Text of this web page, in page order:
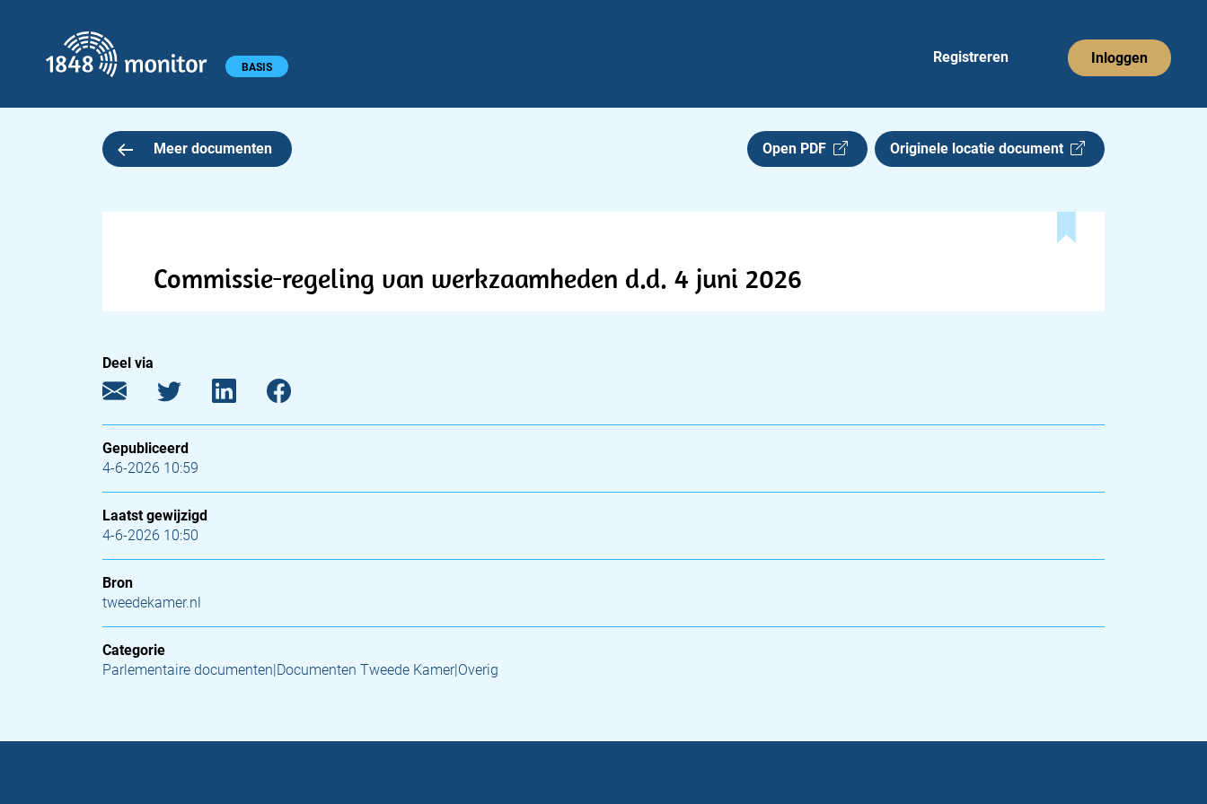
Hoofdmenu BASIS
Registreren Inloggen
Meer documenten Open PDF Originele locatie document
Commissie-regeling van werkzaamheden d.d. 4 juni 2026
Deel via
Gepubliceerd
4-6-2026 10:59
Laatst gewijzigd
4-6-2026 10:50
Bron
tweedekamer.nl
Categorie
Parlementaire documenten|Documenten Tweede Kamer|Overig